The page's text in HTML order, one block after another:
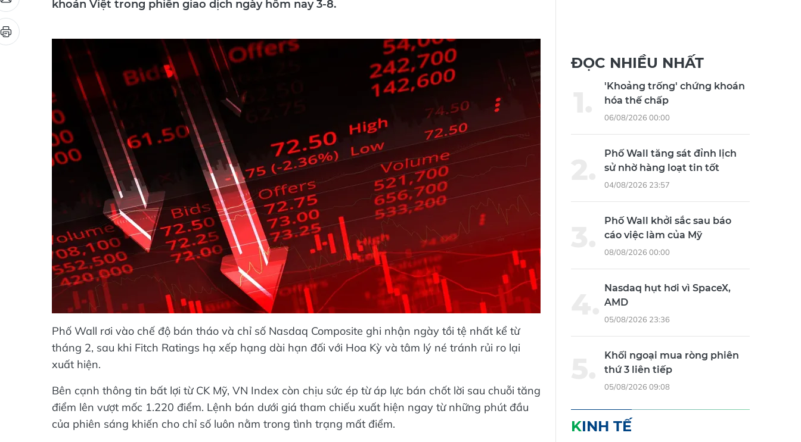
khoán Việt trong phiên giao dịch ngày hôm nay 3-8.
Phố Wall rơi vào chế độ bán tháo và chỉ số Nasdaq Composite ghi nhận ngày tồi tệ nhất kể từ
tháng 2, sau khi Fitch Ratings hạ xếp hạng dài hạn đối với Hoa Kỳ và tâm lý né tránh rủi ro lại
xuất hiện.
Bên cạnh thông tin bất lợi từ CK Mỹ, VN Index còn chịu sức ép từ áp lực bán chốt lời sau chuỗi tăng
điểm lên vượt mốc 1.220 điểm. Lệnh bán dưới giá tham chiếu xuất hiện ngay từ những phút đầu
của phiên sáng khiến cho chỉ số luôn nằm trong tình trạng mất điểm.
ĐỌC NHIỀU NHẤT
'Khoảng trống' chứng khoán
hóa thế chấp
06/08/2026 00:00
Phố Wall tăng sát đỉnh lịch
sử nhờ hàng loạt tin tốt
04/08/2026 23:57
Phố Wall khởi sắc sau báo
cáo việc làm của Mỹ
08/08/2026 00:00
Nasdaq hụt hơi vì SpaceX,
AMD
05/08/2026 23:36
Khối ngoại mua ròng phiên
thứ 3 liên tiếp
05/08/2026 09:08
KINH TẾ